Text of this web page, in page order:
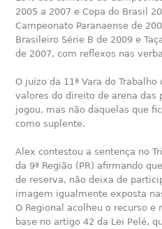
2005 a 2007 e Copa do Brasil
Campeonato Paranaense de
Brasileiro Série B de 2009 e
de 2007, com reflexos nas
O juízo da 11ª Vara do
valores do direito de arena das
jogou, mas não daquelas que
como suplente.
Alex contestou a sentença no
da 9ª Região (PR) afirmando
de reserva, não deixa de
imagem igualmente exposta
O Regional acolheu o recurso e
base no artigo 42 da Lei Pelé,